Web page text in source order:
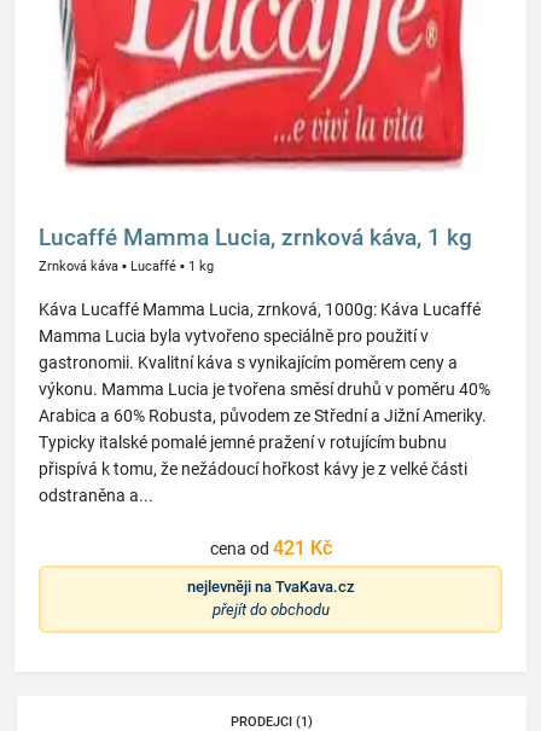
Lucaffé Mamma Lucia, zrnková káva, 1 kg
Zrnková káva ▪ Lucaffé ▪ 1 kg
Káva Lucaffé Mamma Lucia, zrnková, 1000g: Káva Lucaffé
Mamma Lucia byla vytvořeno speciálně pro použití v
gastronomii. Kvalitní káva s vynikajícím poměrem ceny a
výkonu. Mamma Lucia je tvořena směsí druhů v poměru 40%
Arabica a 60% Robusta, původem ze Střední a Jižní Ameriky.
Typicky italské pomalé jemné pražení v rotujícím bubnu
přispívá k tomu, že nežádoucí hořkost kávy je z velké části
odstraněna a...
cena od 421 Kč
nejlevněji na TvaKava.cz
přejít do obchodu
PRODEJCI (1)